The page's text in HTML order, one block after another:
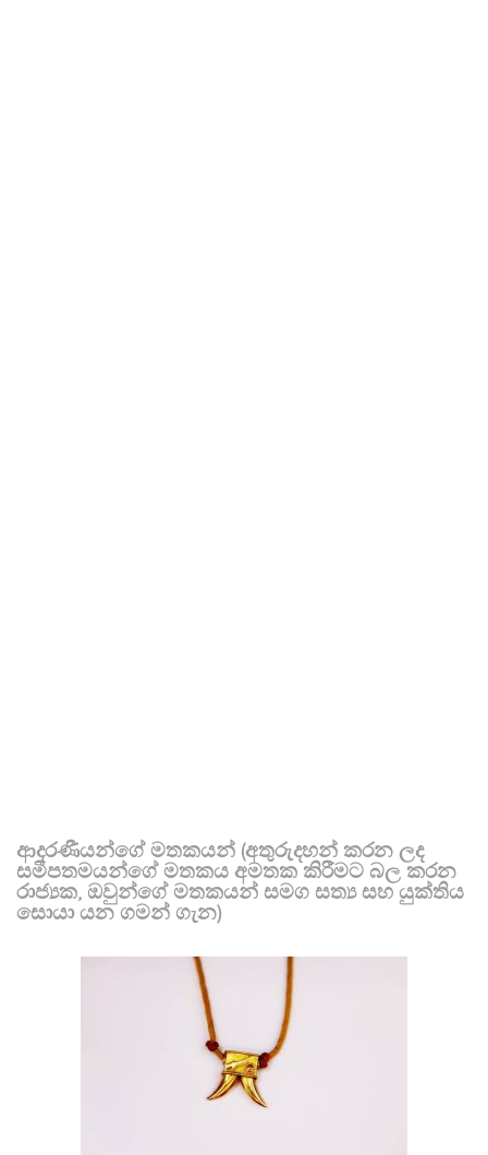
ආදරණීයන්ගේ මතකයන් (අතුරුදහන් කරන ලද
සමීපතමයන්ගේ මතකය අමතක කිරීමට බල කරන
රාජ්‍යක, ඔවුන්ගේ මතකයන් සමග සත්‍ය සහ යුක්තිය
සොයා යන ගමන් ගැන)